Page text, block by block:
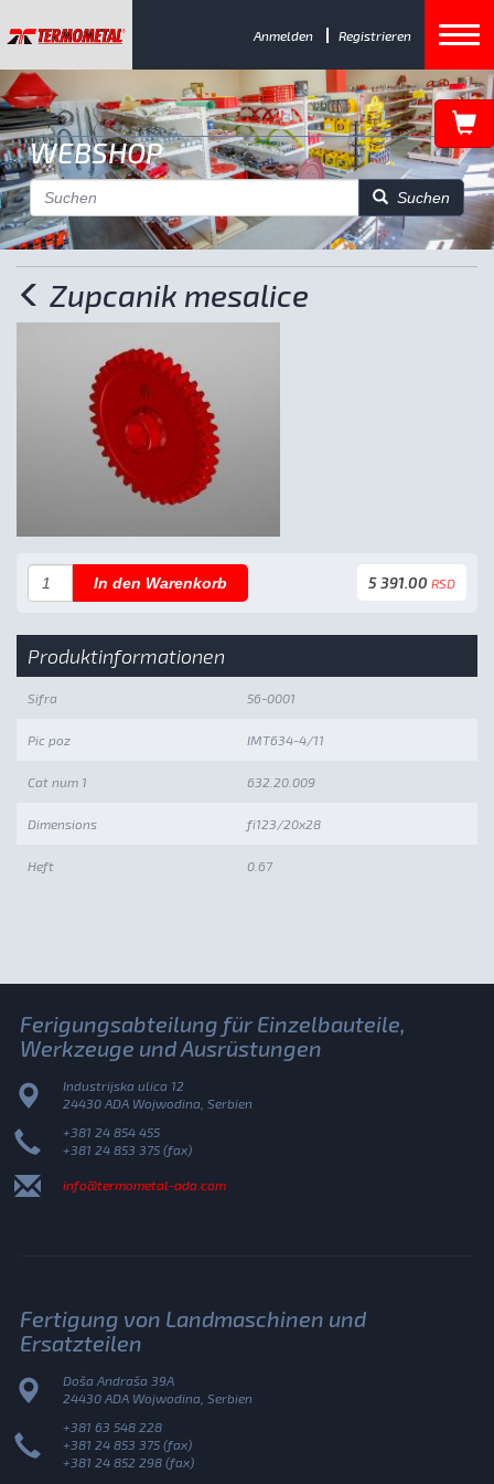
Anmelden Registrieren
WEBSHOP
Suchen
Zupcanik mesalice
5 391.00 RSD
In den Warenkorb
Produktinformationen
Sifra 56-0001
Pic poz IMT634-4/11
Cat num 1 632.20.009
Dimensions fi123/20x28
Heft 0.67
Ferigungsabteilung für Einzelbauteile,
Werkzeuge und Ausrüstungen
Industrijska ulica 12
24430 ADA Wojwodina, Serbien
+381 24 854 455
+381 24 853 375 (fax)
info@termometal-ada.com
Fertigung von Landmaschinen und
Ersatzteilen
Doša Andraša 39A
24430 ADA Wojwodina, Serbien
+381 63 548 228
+381 24 853 375 (fax)
+381 24 852 298 (fax)